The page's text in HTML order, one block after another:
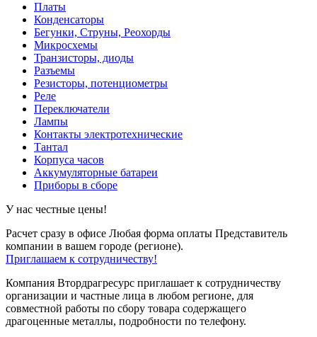
Платы
Конденсаторы
Бегунки, Струны, Реохорды
Микросхемы
Транзисторы, диоды
Разъемы
Резисторы, потенциометры
Реле
Переключатели
Лампы
Контакты электротехнические
Тантал
Корпуса часов
Аккумуляторные батареи
Приборы в сборе
У нас честные цены!
Расчет сразу в офисе Любая форма оплаты Представитель
компании в вашем городе (регионе).
Приглашаем к сотрудничеству!
Компания Втордрагресурс приглашает к сотрудничеству
организации и частные лица в любом регионе, для
совместной работы по сбору товара содержащего
драгоценные металлы, подробности по телефону.